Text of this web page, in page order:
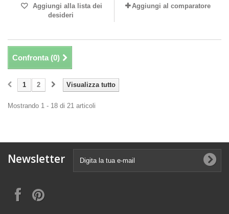
Aggiungi alla lista dei
desideri
Aggiungi al comparatore
Confronta (0)
Visualizza tutto
1 2
Mostrando 1 - 18 di 21 articoli
Newsletter